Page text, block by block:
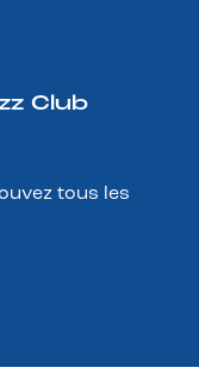
Club
tous les